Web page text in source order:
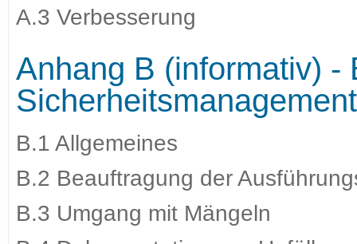
A.3 Verbesserung
Anhang B (informativ) -
B.1 Allgemeines
B.2 Beauftragung der
B.3 Umgang mit Mängeln